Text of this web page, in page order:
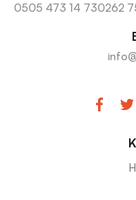
0505 473 14 730262